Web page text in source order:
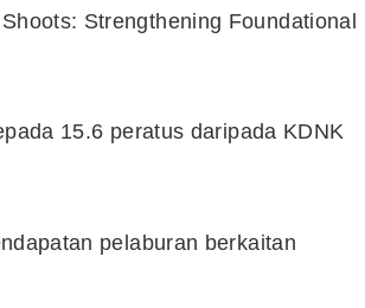
Strengthening Foundational
15.6 peratus daripada KDNK
pelaburan berkaitan